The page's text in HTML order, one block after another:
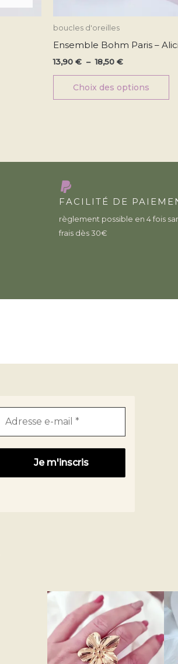
boucles d'oreilles
Ensemble Bohm Paris –
13,90 € – 18,50 €
Choix des options
FACILITÉ DE
règlement possible en 4 fois
frais dès 30€